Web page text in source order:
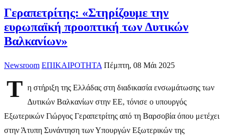
Γεραπετρίτης: «Στηρίζουμε την
ευρωπαϊκή προοπτική των Δυτικών
Βαλκανίων»
Newsroom ΕΠΙΚΑΙΡΟΤΗΤΑ Πέμπτη, 08 Μάι 2025
Τ η στήριξη της Ελλάδας στη διαδικασία ενσωμάτωσης των
Δυτικών Βαλκανίων στην ΕΕ, τόνισε ο υπουργός
Εξωτερικών Γιώργος Γεραπετρίτης από τη Βαρσοβία όπου μετέχει
στην Άτυπη Συνάντηση των Υπουργών Εξωτερικών της